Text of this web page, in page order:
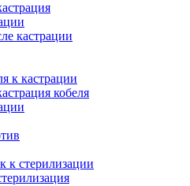
кастрации
к кастрации
кобеля
к стерилизации